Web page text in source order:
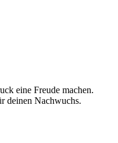
eine Freude machen.
deinen Nachwuchs.